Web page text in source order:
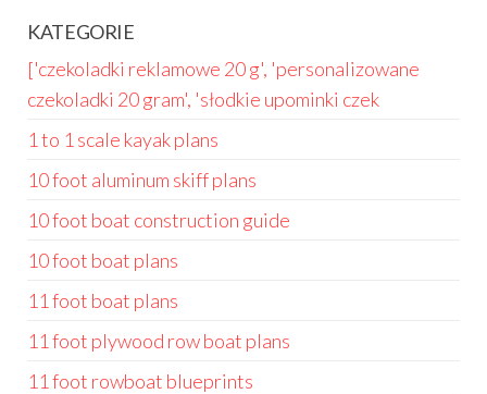
KATEGORIE
['czekoladki reklamowe 20 g', 'personalizowane
czekoladki 20 gram', 'słodkie upominki czek
1 to 1 scale kayak plans
10 foot aluminum skiff plans
10 foot boat construction guide
10 foot boat plans
11 foot boat plans
11 foot plywood row boat plans
11 foot rowboat blueprints